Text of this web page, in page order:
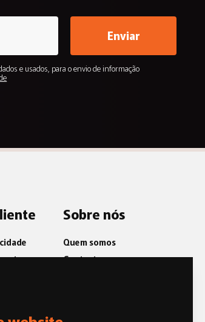
e usados, para o envio de informação
Enviar
Sobre nós
Quem somos
Contactos